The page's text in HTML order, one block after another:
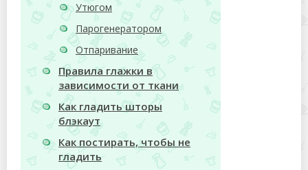
Утюгом
Парогенератором
Отпаривание
Правила глажки в
зависимости от ткани
Как гладить шторы
блэкаут
Как постирать, чтобы не
гладить